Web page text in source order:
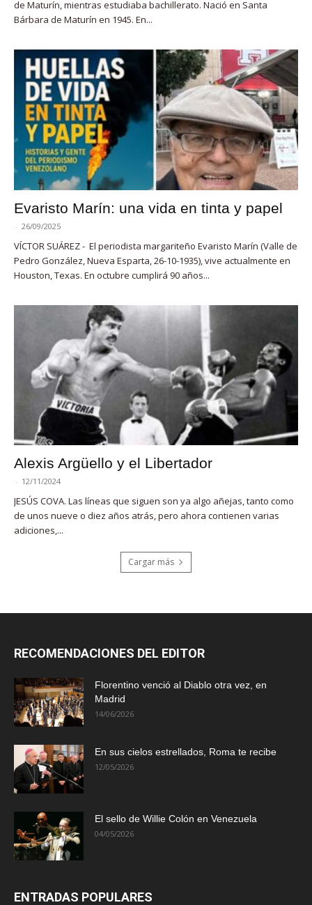
de Maturín, mientras estudiaba bachillerato. Nació en Santa
Bárbara de Maturín en 1945. En...
Evaristo Marín: una vida en tinta y papel
- 26/09/2025
VÍCTOR SUÁREZ - El periodista margariteño Evaristo Marín (Valle de
Pedro González, Nueva Esparta, 26-10-1935), vive actualmente en
Houston, Texas. En octubre cumplirá 90 años...
Alexis Argüello y el Libertador
- 12/11/2024
JESÚS COVA. Las líneas que siguen son ya algo añejas, tanto como
de unos nueve o diez años atrás, pero ahora contienen varias
adiciones,...
Cargar más
RECOMENDACIONES DEL EDITOR
Florentino venció al Diablo otra vez, en
Madrid
14/06/2026
En sus cielos estrellados, Roma te recibe
12/05/2026
El sello de Willie Colón en Venezuela
04/05/2026
ENTRADAS POPULARES